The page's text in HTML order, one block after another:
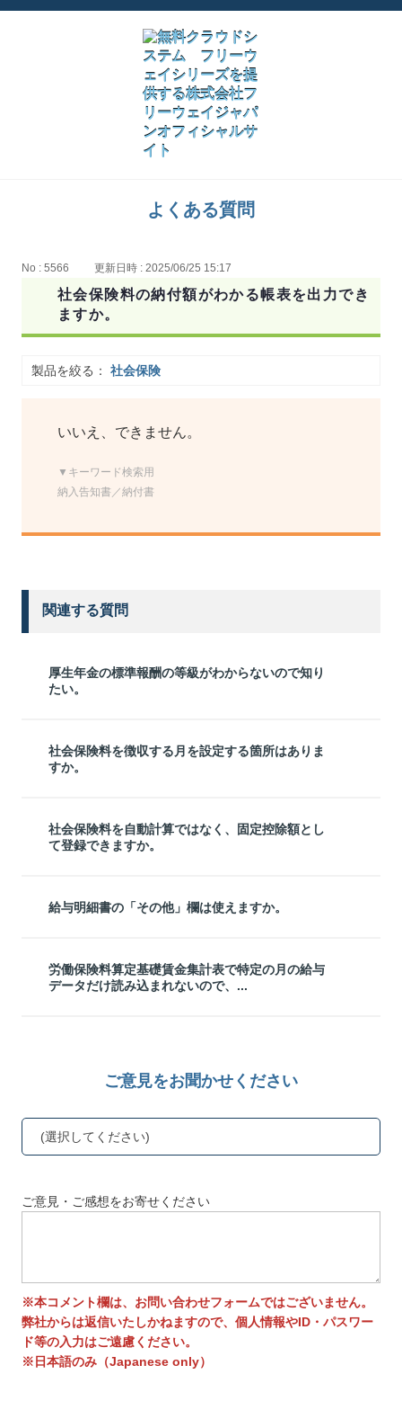
よくある質問
No : 5566 更新日時 : 2025/06/25 15:17
社会保険料の納付額がわかる帳表を出力でき
ますか。
製品を絞る： 社会保険
いいえ、できません。
▼キーワード検索用
納入告知書／納付書
関連する質問
厚生年金の標準報酬の等級がわからないので知り
たい。
社会保険料を徴収する月を設定する箇所はありま
すか。
社会保険料を自動計算ではなく、固定控除額とし
て登録できますか。
給与明細書の「その他」欄は使えますか。
労働保険料算定基礎賃金集計表で特定の月の給与
データだけ読み込まれないので、...
ご意見をお聞かせください
(選択してください)
ご意見・ご感想をお寄せください
※本コメント欄は、お問い合わせフォームではございません。
弊社からは返信いたしかねますので、個人情報やID・パスワー
ド等の入力はご遠慮ください。
※日本語のみ（Japanese only）